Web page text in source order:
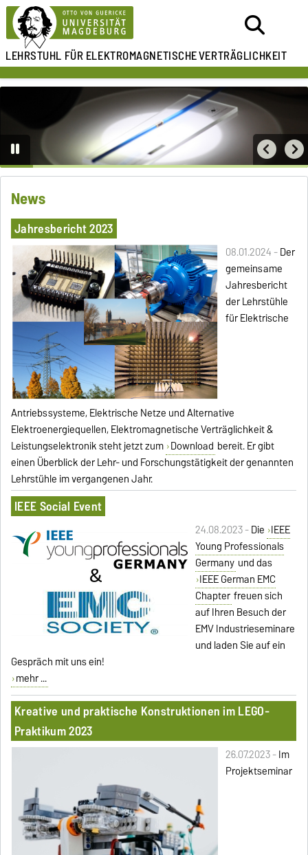
LEHRSTUHL FÜRELEKTROMAGNETISCHEVERTRÄGLICHKEIT
News
Jahresbericht 2023
08.01.2024 -Der
gemeinsame
Jahresbericht
der Lehrstühle
für Elektrische
Antriebssysteme, Elektrische Netze und Alternative
Elektroenergiequellen, Elektromagnetische Verträglichkeit &
Leistungselektronik steht jetzt zum Download bereit. Er gibt
einen Überblick der Lehr- und Forschungstätigkeit der genannten
Lehrstühle im vergangenen Jahr.
IEEE Social Event
24.08.2023 -Die IEEE
Young Professionals
Germany und das
IEEE German EMC
Chapter freuen sich
auf Ihren Besuch der
EMV Industrieseminare
und laden Sie auf ein
Gespräch mit uns ein!
mehr ...
Kreative und praktische Konstruktionen im LEGO-
Praktikum 2023
26.07.2023 -Im
Projektseminar